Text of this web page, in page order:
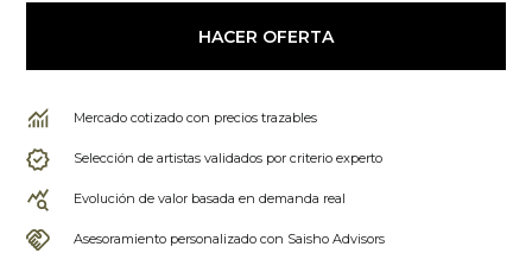
HACER OFERTA
Mercado cotizado con precios trazables
Selección de artistas validados por criterio experto
Evolución de valor basada en demanda real
Asesoramiento personalizado con Saisho Advisors